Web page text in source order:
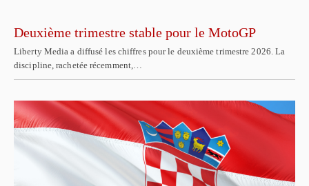
Deuxième trimestre stable pour le MotoGP
Liberty Media a diffusé les chiffres pour le deuxième trimestre 2026. La
discipline, rachetée récemment,…